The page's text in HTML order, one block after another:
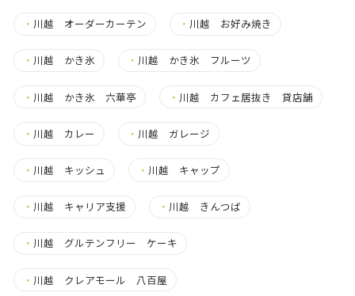
・ 川越 オーダーカーテン ・ 川越 お好み焼き
・ 川越 かき氷 ・ 川越 かき氷 フルーツ
・ 川越 かき氷 六華亭 ・ 川越 カフェ居抜き 貸店舗
・ 川越 カレー ・ 川越 ガレージ
・ 川越 キッシュ ・ 川越 キャップ
・ 川越 キャリア支援 ・ 川越 きんつば
・ 川越 グルテンフリー ケーキ
・ 川越 クレアモール 八百屋